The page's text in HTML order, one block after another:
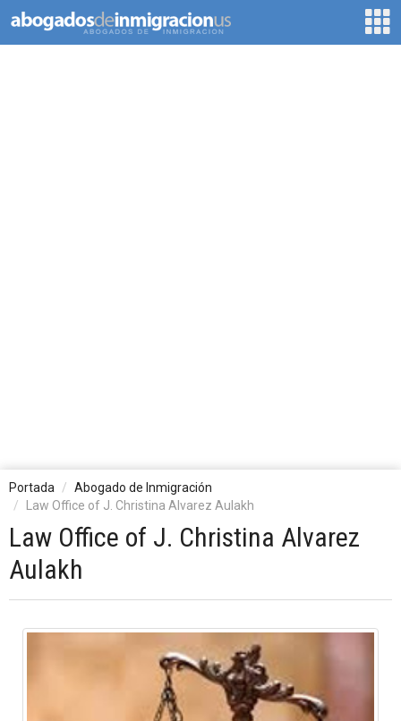
Portada
Abogado de Inmigración
Law Office of J. Christina Alvarez Aulakh
Law Office of J. Christina Alvarez
Aulakh